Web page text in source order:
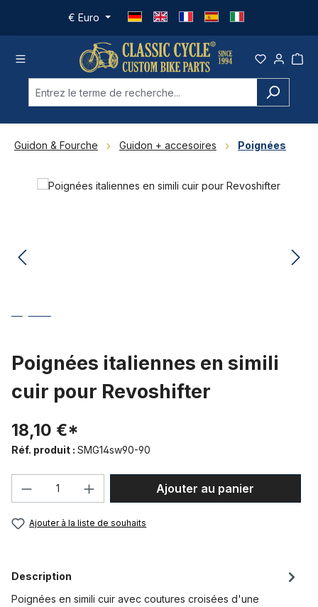
Passer au contenu principal
€ Euro
Guidon & Fourche Guidon + accesoires Poignées
Ignorer la galerie d'images
Poignées italiennes en simili
cuir pour Revoshifter
18,10 €*
Réf. produit : SMG14sw90-90
Quantité de produit : Entrez la
Ajouter au panier
Ajouter à la liste de souhaits
Description
Poignées en simili cuir avec coutures croisées d'une